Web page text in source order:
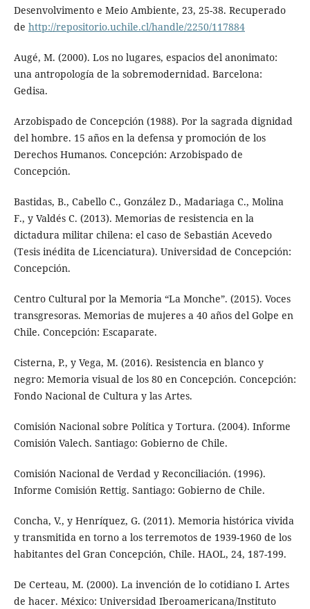
Desenvolvimento e Meio Ambiente, 23, 25-38. Recuperado
de http://repositorio.uchile.cl/handle/2250/117884
Augé, M. (2000). Los no lugares, espacios del anonimato:
una antropología de la sobremodernidad. Barcelona:
Gedisa.
Arzobispado de Concepción (1988). Por la sagrada dignidad
del hombre. 15 años en la defensa y promoción de los
Derechos Humanos. Concepción: Arzobispado de
Concepción.
Bastidas, B., Cabello C., González D., Madariaga C., Molina
F., y Valdés C. (2013). Memorias de resistencia en la
dictadura militar chilena: el caso de Sebastián Acevedo
(Tesis inédita de Licenciatura). Universidad de Concepción:
Concepción.
Centro Cultural por la Memoria “La Monche”. (2015). Voces
transgresoras. Memorias de mujeres a 40 años del Golpe en
Chile. Concepción: Escaparate.
Cisterna, P., y Vega, M. (2016). Resistencia en blanco y
negro: Memoria visual de los 80 en Concepción. Concepción:
Fondo Nacional de Cultura y las Artes.
Comisión Nacional sobre Política y Tortura. (2004). Informe
Comisión Valech. Santiago: Gobierno de Chile.
Comisión Nacional de Verdad y Reconciliación. (1996).
Informe Comisión Rettig. Santiago: Gobierno de Chile.
Concha, V., y Henríquez, G. (2011). Memoria histórica vivida
y transmitida en torno a los terremotos de 1939-1960 de los
habitantes del Gran Concepción, Chile. HAOL, 24, 187-199.
De Certeau, M. (2000). La invención de lo cotidiano I. Artes
de hacer. México: Universidad Iberoamericana/Instituto